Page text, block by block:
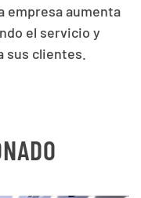
empresa aumenta
el servicio y
sus clientes.